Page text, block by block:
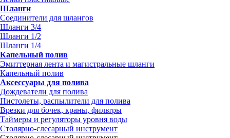
Шланги
Соединители для шлангов
Шланги 3/4
Шланги 1/2
Шланги 1/4
Капельный полив
Эмиттерная лента и магистральные шланги
Капельный полив
Аксессуары для полива
Дождеватели для полива
Пистолеты, распылители для полива
Врезки для бочек, краны, фильтры
Таймеры и регуляторы уровня воды
Столярно-слесарный инструмент